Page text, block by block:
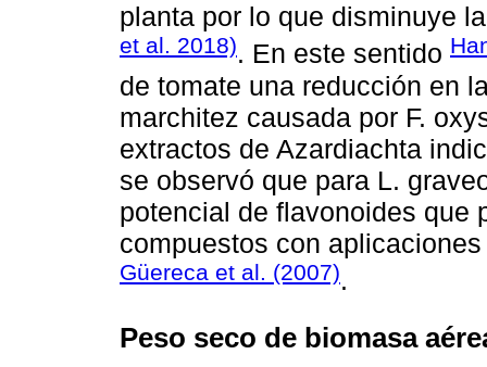
planta por lo que disminuye
et al. 2018). En este sentido
de tomate una reducción en
marchitez causada por F.
extractos de Azardiachta
se observó que para L.
potencial de flavonoides que
compuestos con
Güereca et al. (2007).
Peso seco de biomasa